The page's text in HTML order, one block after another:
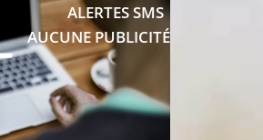
ALERTES SMS
AUCUNE PUBLICITÉ